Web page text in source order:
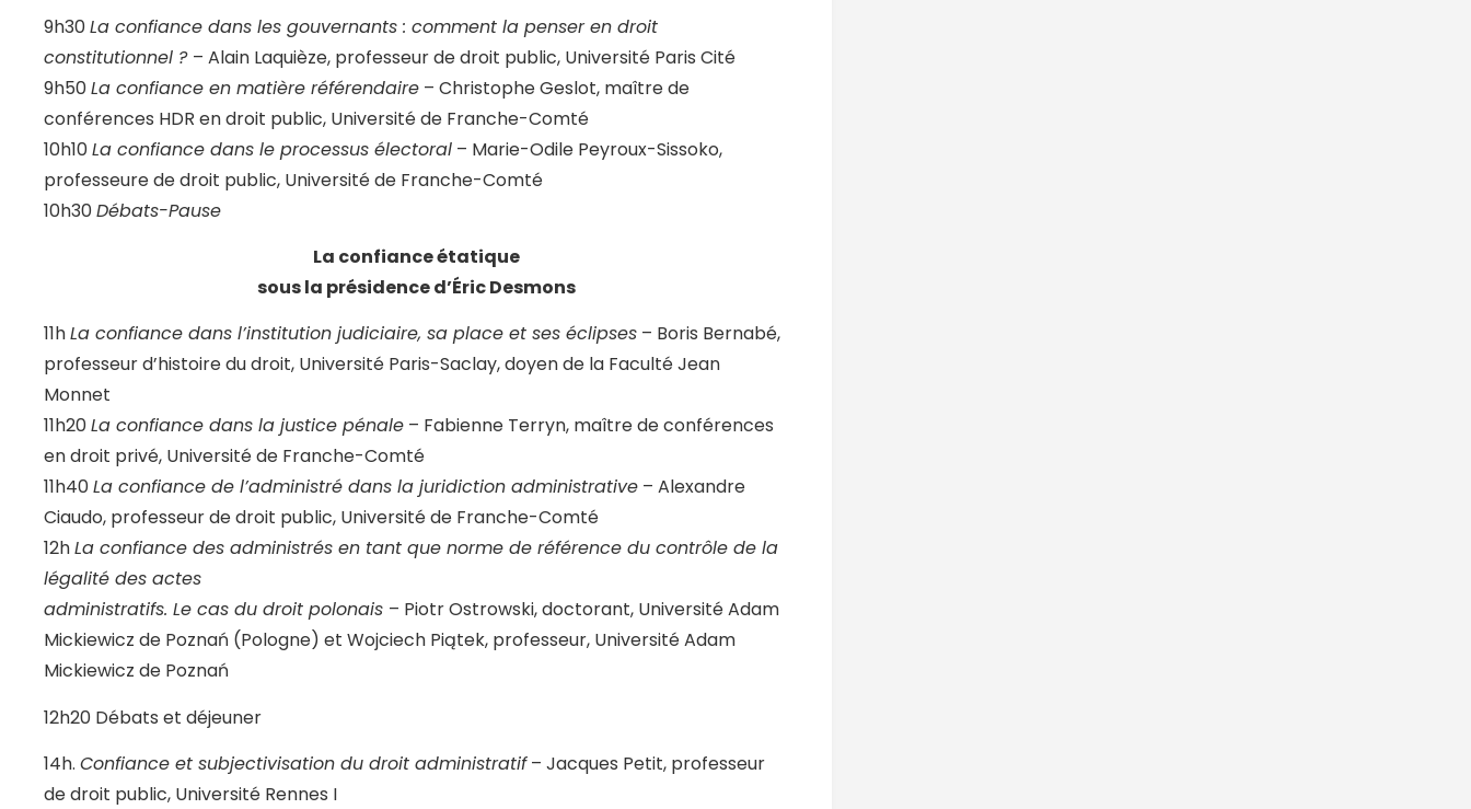
9h30La confiance dans les gouvernants : comment la penser en droit
constitutionnel ? – Alain Laquièze, professeur de droit public, Université Paris Cité
9h50La confiance en matière référendaire – Christophe Geslot, maître de
conférences HDR en droit public, Université de Franche-Comté
10h10La confiance dans le processus électoral – Marie-Odile Peyroux-Sissoko,
professeure de droit public, Université de Franche-Comté
10h30Débats-Pause
La confiance étatique
sous la présidence d’Éric Desmons
11hLa confiance dans l’institution judiciaire, sa place et ses éclipses – Boris Bernabé,
professeur d’histoire du droit, Université Paris-Saclay, doyen de la Faculté Jean
Monnet
11h20La confiance dans la justice pénale – Fabienne Terryn, maître de conférences
en droit privé, Université de Franche-Comté
11h40La confiance de l’administré dans la juridiction administrative – Alexandre
Ciaudo, professeur de droit public, Université de Franche-Comté
12hLa confiance des administrés en tant que norme de référence du contrôle de la
légalité des actes
administratifs. Le cas du droit polonais – Piotr Ostrowski, doctorant, Université Adam
Mickiewicz de Poznań (Pologne) et Wojciech Piątek, professeur, Université Adam
Mickiewicz de Poznań
12h20 Débats et déjeuner
14h. Confiance et subjectivisation du droit administratif– Jacques Petit, professeur
de droit public, Université Rennes I